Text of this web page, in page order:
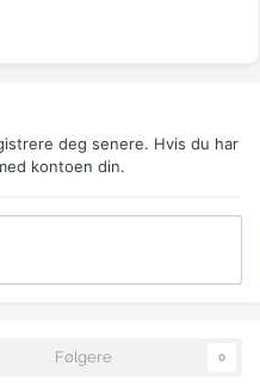
deg senere. Hvis du har
kontoen din.
Følgere 0